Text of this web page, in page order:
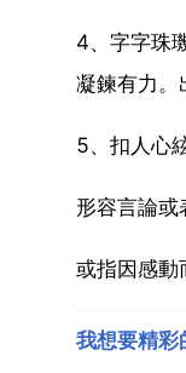
4、字字珠
凝鍊有力。
5、扣人心
形容言論或
或指因感動
我想要精彩